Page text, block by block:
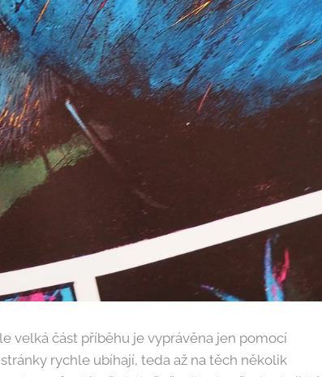
velká část příběhu je vyprávěna jen pomocí
rychle ubíhají, teda až na těch několik